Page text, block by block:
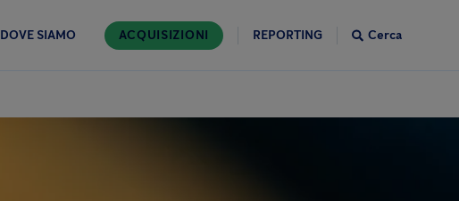
DOVE SIAMO ACQUISIZIONI REPORTING Cerca